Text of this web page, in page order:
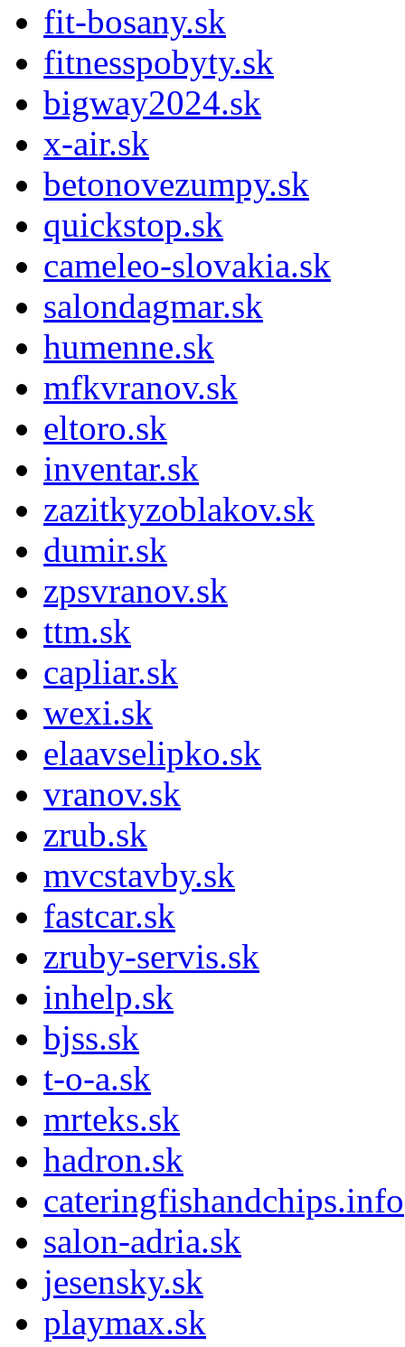
fit-bosany.sk
fitnesspobyty.sk
bigway2024.sk
x-air.sk
betonovezumpy.sk
quickstop.sk
cameleo-slovakia.sk
salondagmar.sk
humenne.sk
mfkvranov.sk
eltoro.sk
inventar.sk
zazitkyzoblakov.sk
dumir.sk
zpsvranov.sk
ttm.sk
capliar.sk
wexi.sk
elaavselipko.sk
vranov.sk
zrub.sk
mvcstavby.sk
fastcar.sk
zruby-servis.sk
inhelp.sk
bjss.sk
t-o-a.sk
mrteks.sk
hadron.sk
cateringfishandchips.info
salon-adria.sk
jesensky.sk
playmax.sk